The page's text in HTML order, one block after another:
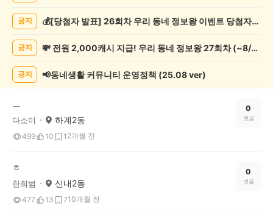
목
공지 💰[당첨자 발표] 26회차 우리 동네 정보왕 이벤트 당첨자를 발표합니다!
공지 💸 전원 2,000캐시 지급! 우리 동네 정보왕 27회차 (~8/10)
공지 📢동네생활 커뮤니티 운영정책 (25.08 ver)
ㅡ
다소미 하계2동
499 10 1 2개월 전
0
댓글
ㅎ
한희범 신내2동
477 13 710개월 전
0
댓글